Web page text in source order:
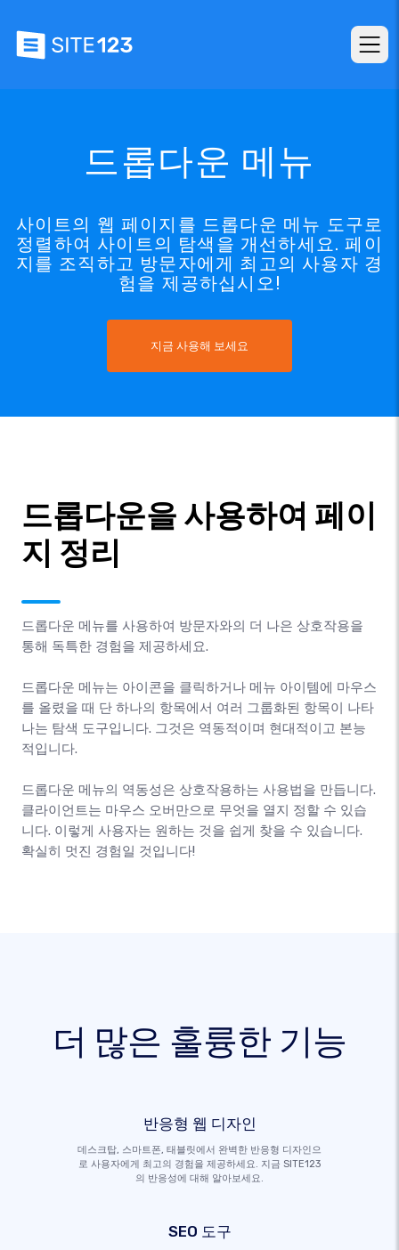
드롭다운 메뉴
사이트의 웹 페이지를 드롭다운 메뉴 도구로
정렬하여 사이트의 탐색을 개선하세요. 페이
지를 조직하고 방문자에게 최고의 사용자 경
험을 제공하십시오!
지금 사용해 보세요
드롭다운을 사용하여 페이
지 정리
드롭다운 메뉴를 사용하여 방문자와의 더 나은 상호작용을
통해 독특한 경험을 제공하세요.
드롭다운 메뉴는 아이콘을 클릭하거나 메뉴 아이템에 마우스
를 올렸을 때 단 하나의 항목에서 여러 그룹화된 항목이 나타
나는 탐색 도구입니다. 그것은 역동적이며 현대적이고 본능
적입니다.
드롭다운 메뉴의 역동성은 상호작용하는 사용법을 만듭니다.
클라이언트는 마우스 오버만으로 무엇을 열지 정할 수 있습
니다. 이렇게 사용자는 원하는 것을 쉽게 찾을 수 있습니다.
확실히 멋진 경험일 것입니다!
더 많은 훌륭한 기능
반응형 웹 디자인
데스크탑, 스마트폰, 태블릿에서 완벽한 반응형 디자인으
로 사용자에게 최고의 경험을 제공하세요. 지금 SITE123
의 반응성에 대해 알아보세요.
SEO 도구